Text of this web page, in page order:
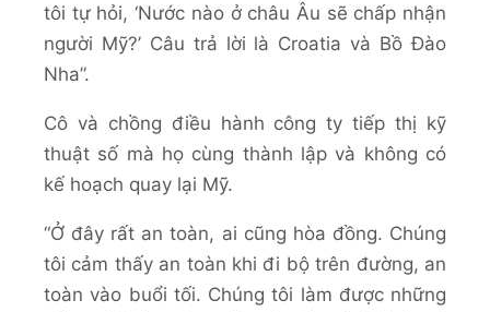
tôi tự hỏi, ‘Nước nào ở châu Âu sẽ chấp nhận
người Mỹ?’ Câu trả lời là Croatia và Bồ Đào
Nha”.
Cô và chồng điều hành công ty tiếp thị kỹ
thuật số mà họ cùng thành lập và không có
kế hoạch quay lại Mỹ.
“Ở đây rất an toàn, ai cũng hòa đồng. Chúng
tôi cảm thấy an toàn khi đi bộ trên đường, an
toàn vào buổi tối. Chúng tôi làm được những